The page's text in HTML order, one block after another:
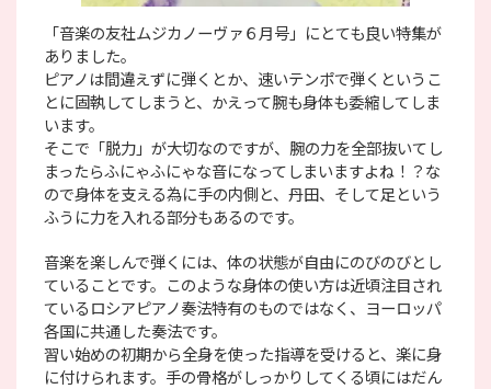
「音楽の友社ムジカノーヴァ６月号」にとても良い特集が
ありました。
ピアノは間違えずに弾くとか、速いテンポで弾くというこ
とに固執してしまうと、かえって腕も身体も委縮してしま
います。
そこで「脱力」が大切なのですが、腕の力を全部抜いてし
まったらふにゃふにゃな音になってしまいますよね！？な
ので身体を支える為に手の内側と、丹田、そして足という
ふうに力を入れる部分もあるのです。
音楽を楽しんで弾くには、体の状態が自由にのびのびとし
ていることです。このような身体の使い方は近頃注目され
ているロシアピアノ奏法特有のものではなく、ヨーロッパ
各国に共通した奏法です。
習い始めの初期から全身を使った指導を受けると、楽に身
に付けられます。手の骨格がしっかりしてくる頃にはだん